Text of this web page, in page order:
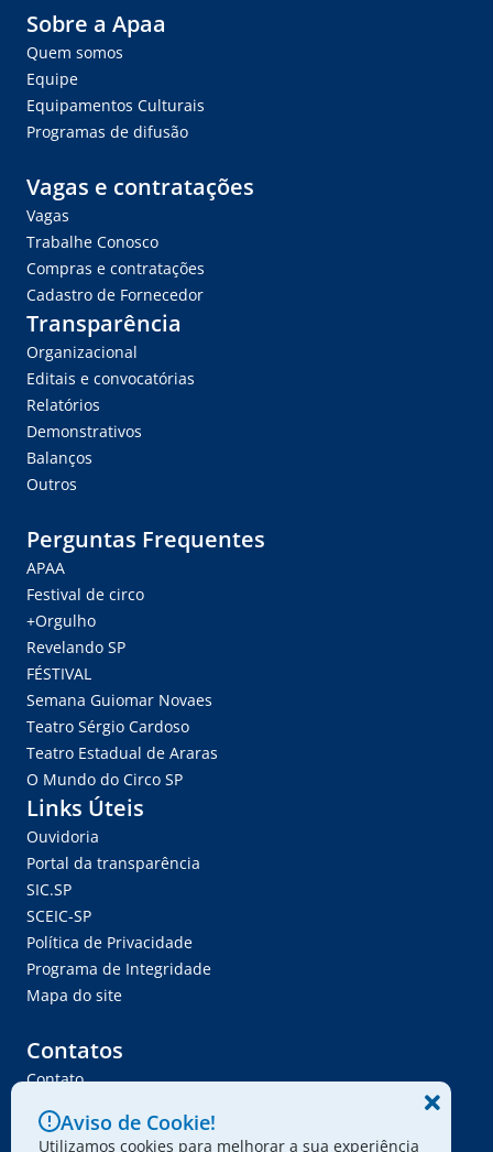
Sobre a Apaa
Quem somos
Equipe
Equipamentos Culturais
Programas de difusão
Vagas e contratações
Vagas
Trabalhe Conosco
Compras e contratações
Cadastro de Fornecedor
Transparência
Organizacional
Editais e convocatórias
Relatórios
Demonstrativos
Balanços
Outros
Perguntas Frequentes
APAA
Festival de circo
+Orgulho
Revelando SP
FÉSTIVAL
Semana Guiomar Novaes
Teatro Sérgio Cardoso
Teatro Estadual de Araras
O Mundo do Circo SP
Links Úteis
Ouvidoria
Portal da transparência
SIC.SP
SCEIC-SP
Política de Privacidade
Programa de Integridade
Mapa do site
Contatos
Contato
Trabalhe Conosco
Ser Fornecedor
Aviso de Cookie!
Utilizamos cookies para melhorar a sua experiência